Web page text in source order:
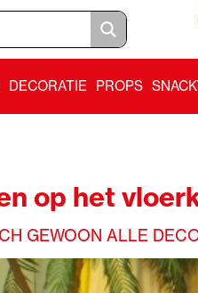
DECORATIE PROPS
op het
GEWOON ALLE